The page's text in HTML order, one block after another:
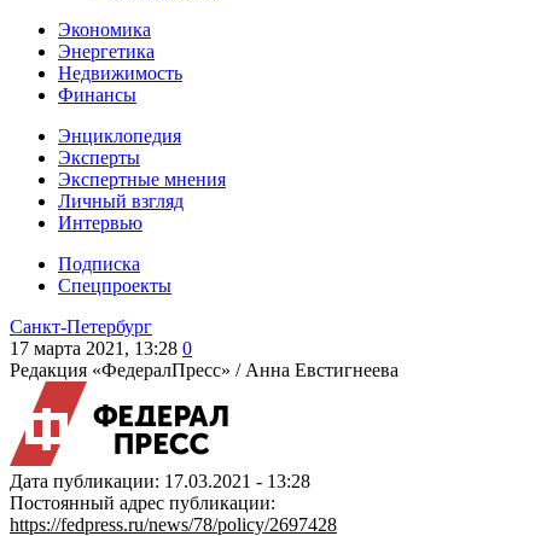
Экономика
Энергетика
Недвижимость
Финансы
Энциклопедия
Эксперты
Экспертные мнения
Личный взгляд
Интервью
Подписка
Спецпроекты
Санкт-Петербург
17 марта 2021, 13:28 0
Редакция «ФедералПресс» / Анна Евстигнеева
Дата публикации: 17.03.2021 - 13:28
Постоянный адрес публикации:
https://fedpress.ru/news/78/policy/2697428